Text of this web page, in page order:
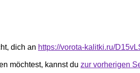
dich an https://vorota-kalitki.ru/
möchtest, kannst du zur vorherigen